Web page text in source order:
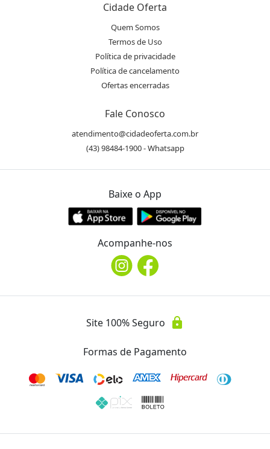
Cidade Oferta
Quem Somos
Termos de Uso
Política de privacidade
Política de cancelamento
Ofertas encerradas
Fale Conosco
atendimento@cidadeoferta.com.br
(43) 98484-1900 - Whatsapp
Baixe o App
Acompanhe-nos
Site 100% Seguro lock
Formas de Pagamento